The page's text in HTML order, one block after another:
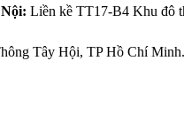
Liền kề TT17-B4 Khu đô
Tây Hội, TP Hồ Chí Minh.